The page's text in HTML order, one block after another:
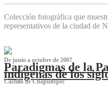
Colección fotográfica que
representativos de la ciudad de
De junio a octubre de 2007
Paradigmas de la
indígenas de los
Castillo de Chapultepec